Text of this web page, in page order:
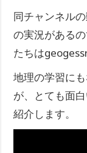
同チャンネル
の実況がある
たちは
地理の学習に
が、とても面
紹介します。